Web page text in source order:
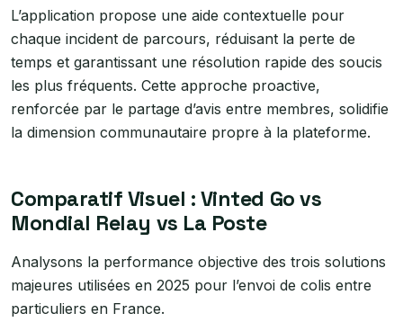
L’application propose une aide contextuelle pour
chaque incident de parcours, réduisant la perte de
temps et garantissant une résolution rapide des soucis
les plus fréquents. Cette approche proactive,
renforcée par le partage d’avis entre membres, solidifie
la dimension communautaire propre à la plateforme.
Comparatif Visuel : Vinted Go vs
Mondial Relay vs La Poste
Analysons la performance objective des trois solutions
majeures utilisées en 2025 pour l’envoi de colis entre
particuliers en France.